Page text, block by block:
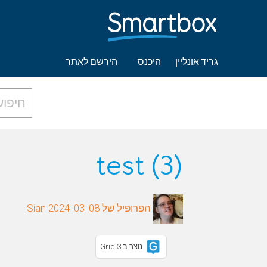
גריד אונליין היכנס הירשם לאתר
test (3)
הפרופיל של Sian 2024_03_08
נוצר ב Grid 3